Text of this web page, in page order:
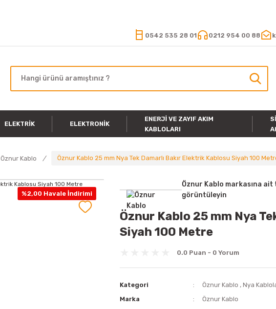
0542 535 28 01 0212 954 00 88
ELEKTRIK ELEKTRONIK
ENERJI VE ZAYIF AKIM
KABLOLARI
Öznur Kablo Öznur Kablo 25 mm Nya Tek Damarlı Bakır Elektrik Kablosu Siyah 100
%2,00 Havale İndirimi
Öznur Kablo markasına
görüntüleyin
Öznur Kablo 25 mm Nya
Siyah 100 Metre
0.0 Puan - 0 Yorum
Kategori Öznur Kablo ,Nya
Marka
Öznur Kablo